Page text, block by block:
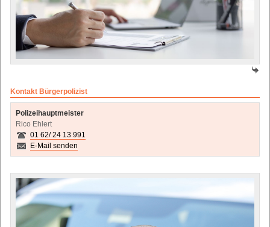
Kontakt Bürgerpolizist
Polizeihauptmeister
Rico Ehlert
01 62/ 24 13 991
E-Mail senden